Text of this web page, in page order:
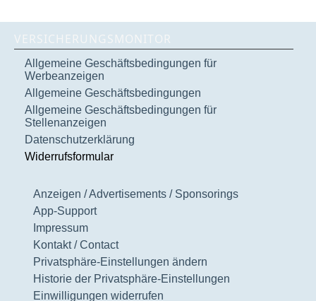
VERSICHERUNGSMONITOR
Allgemeine Geschäftsbedingungen für
Werbeanzeigen
Allgemeine Geschäftsbedingungen
Allgemeine Geschäftsbedingungen für
Stellenanzeigen
Datenschutzerklärung
Widerrufsformular
Anzeigen / Advertisements / Sponsorings
App-Support
Impressum
Kontakt / Contact
Privatsphäre-Einstellungen ändern
Historie der Privatsphäre-Einstellungen
Einwilligungen widerrufen